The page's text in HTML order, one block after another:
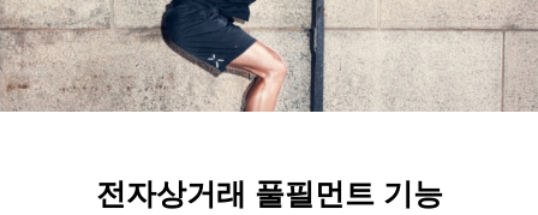
전자상거래 풀필먼트 기능